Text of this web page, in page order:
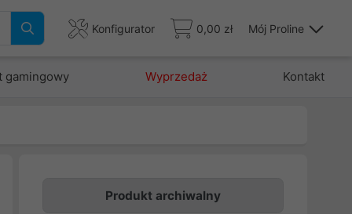
Konfigurator 0,00 zł Mój Proline
gamingowy Wyprzedaż Kontakt
Produkt archiwalny